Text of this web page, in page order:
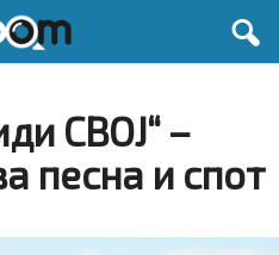
СВОЈ“ –
песна и спот